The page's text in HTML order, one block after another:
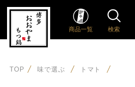
商品一覧 検索
TOP 味で選ぶ トマト